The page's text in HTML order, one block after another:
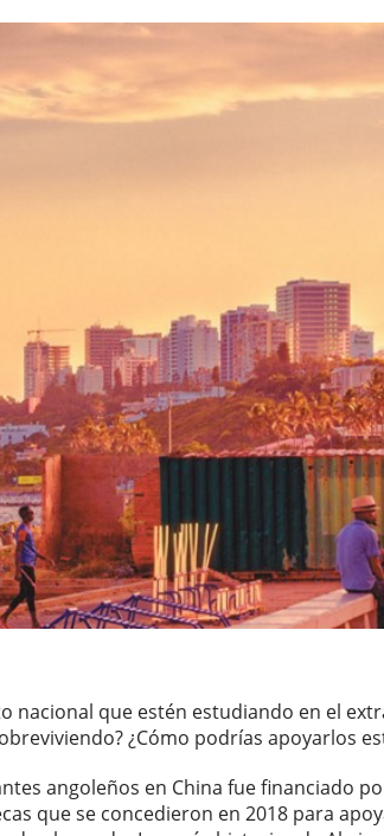
nacional que estén estudiando en el
¿Cómo podrías apoyarlos
angoleños en China fue financiado
que se concedieron en 2018 para